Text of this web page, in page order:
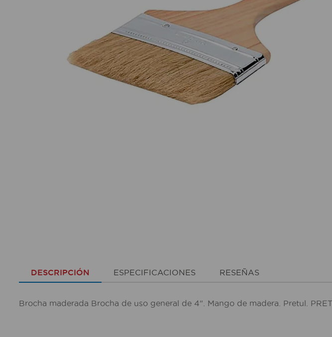
DESCRIPCIÓN ESPECIFICACIONES RESEÑAS
Brocha maderada Brocha de uso general de 4". Mango de madera. Pretul.